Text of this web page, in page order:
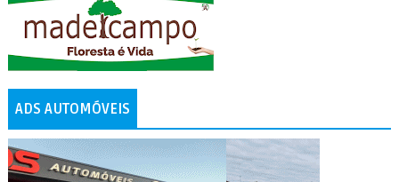
ADS AUTOMÓVEIS